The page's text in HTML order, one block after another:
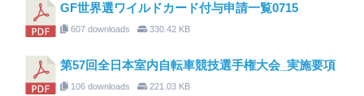
GF世界選ワイルドカード付与申請一覧0715
607 downloads 330.42 KB
第57回全日本室内自転車競技選手権大会_実施要項
106 downloads 221.03 KB